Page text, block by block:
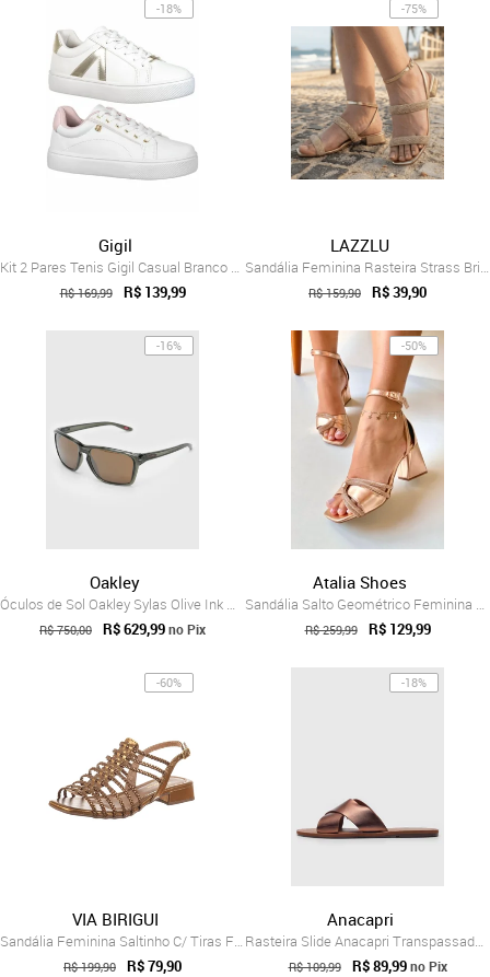
-18%
Gigil
Kit 2 Pares Tenis Gigil Casual Branco Rose/Dourado
R$ 169,99 R$ 139,99
-75%
LAZZLU
Sandália Feminina Rasteira Strass Brilho...
R$ 159,90 R$ 39,90
-16%
Oakley
Óculos de Sol Oakley Sylas Olive Ink W e...
R$ 750,00 R$ 629,99no Pix
-50%
Atalia Shoes
Sandália Salto Geométrico Feminina Atali...
R$ 259,99 R$ 129,99
-60%
VIA BIRIGUI
Sandália Feminina Saltinho C/ Tiras Fina...
R$ 199,90 R$ 79,90
-18%
Anacapri
Rasteira Slide Anacapri Transpassada Bronze
R$ 109,99 R$ 89,99 no Pix